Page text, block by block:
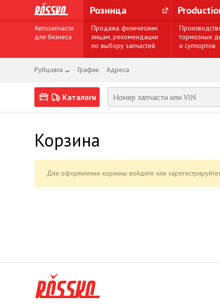
Розница
Автозапчасти
для бизнеса
Продажа физическим
лицам, рекомендации
по выбору запчастей
тормозных
и суппортов
Рубцовск График Адреса
Каталоги
Корзина
Для оформления корзины войдите или